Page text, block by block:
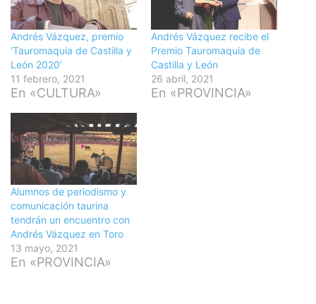
Andrés Vázquez, premio
‘Tauromaquia de Castilla y
León 2020’
11 febrero, 2021
En «CULTURA»
Andrés Vázquez recibe el
Premio Tauromaquia de
Castilla y León
26 abril, 2021
En «PROVINCIA»
Alumnos de periodismo y
comunicación taurina
tendrán un encuentro con
Andrés Vázquez en Toro
13 mayo, 2021
En «PROVINCIA»